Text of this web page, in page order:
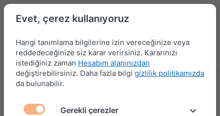
Menü Kampanyalar Yeni Ürünler Giriş yap
Evet, çerez kullanıyoruz
Hangi tanımlama bilgilerine izin vereceğinize veya
reddedeceğinize siz karar verirsiniz. Kararınızı
istediğiniz zaman Hesabım alanınızdan
değiştirebilirsiniz. Daha fazla bilgi gizlilik politikamızda
da bulunabilir.
Gerekli çerezler